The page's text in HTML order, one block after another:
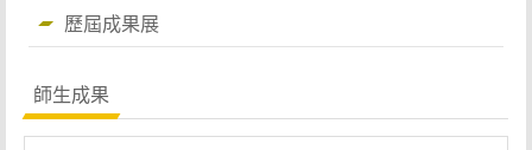
歷屆成果展
師生成果